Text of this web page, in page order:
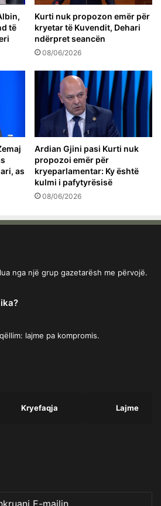
të
Kurti nuk propozon emër për
kryetar të Kuvendit, Dehari
ndërpret seancën
08/06/2026
as
Ardian Gjini pasi Kurti nuk
propozoi emër për
kryeparlamentar: Ky është
kulmi i pafytyrësisë
08/06/2026
nga një grup gazetarësh me përvojë.
lajme pa kompromis.
Kryefaqja Lajme